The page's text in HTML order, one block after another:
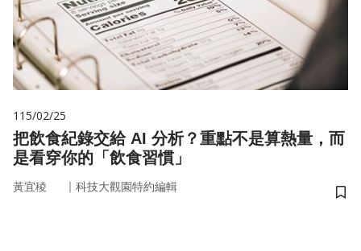
115/02/25
把飲食紀錄交給 AI 分析？重點不是算熱量，而
是看穿你的「飲食習慣」
黃宜稜 ｜ 科技大觀園特約編輯
儲